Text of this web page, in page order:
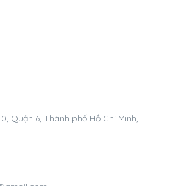
Quận 6, Thành phố Hồ Chí Minh,